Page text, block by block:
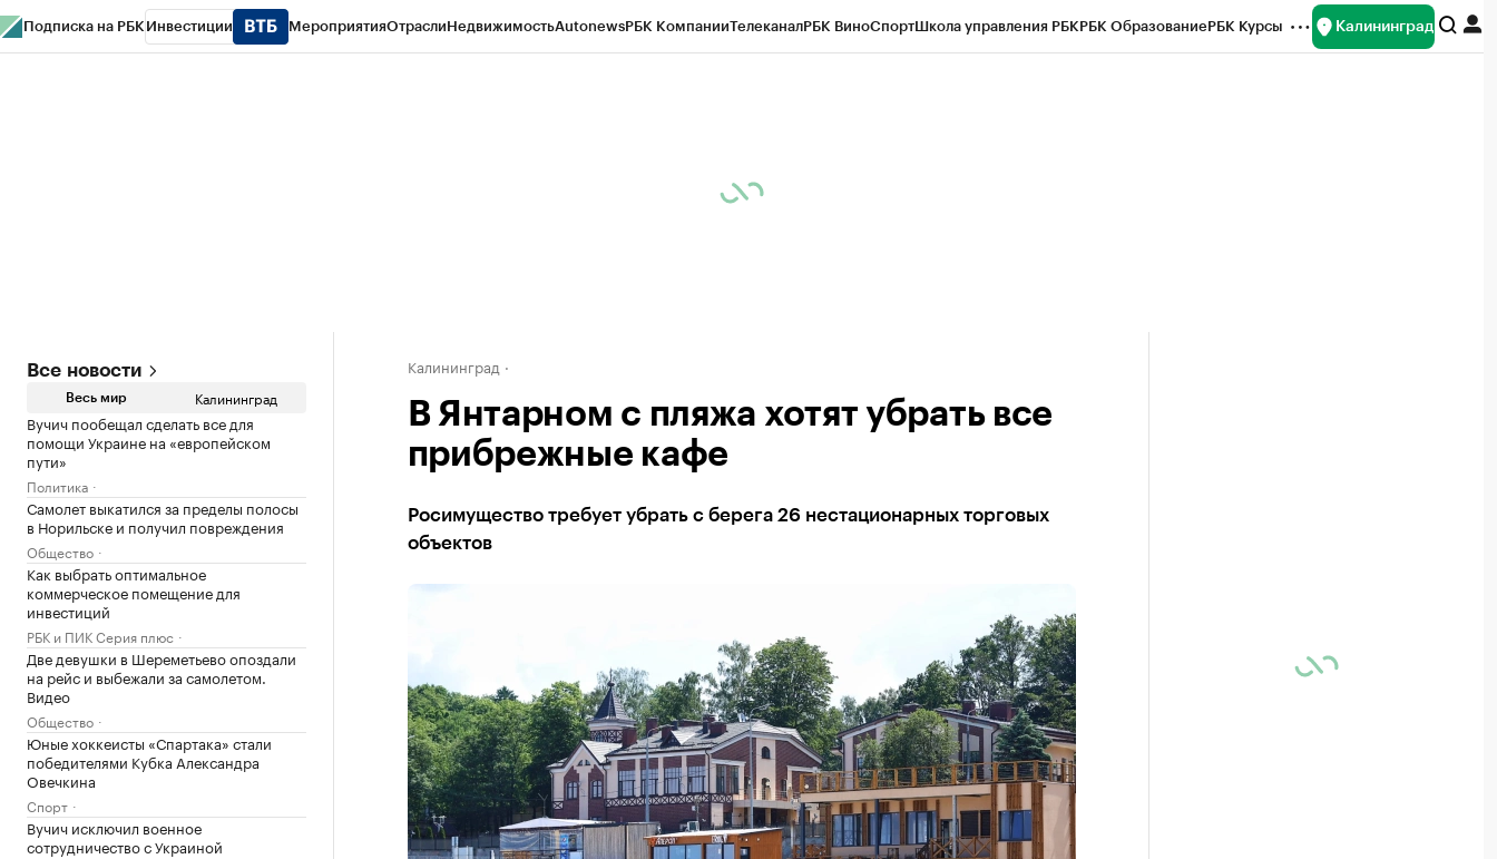
Подписка на РБК Инвестиции МероприятияОтраслиНедвижимостьAutonewsРБК КомпанииТелеканалРБК ВиноСпортШкола управления РБКРБК ОбразованиеРБК Курсы Калининград
Все новости
Весь мир Калининград
Вучич пообещал сделать все для
помощи Украине на «европейском
пути»
Политика
Самолет выкатился за пределы полосы
в Норильске и получил повреждения
Общество
Как выбрать оптимальное
коммерческое помещение для
инвестиций
РБК и ПИК Серия плюс
Две девушки в Шереметьево опоздали
на рейс и выбежали за самолетом.
Видео
Общество
Юные хоккеисты «Спартака» стали
победителями Кубка Александра
Овечкина
Спорт
Вучич исключил военное
сотрудничество с Украиной
Калининград
В Янтарном с пляжа хотят убрать все
прибрежные кафе
Росимущество требует убрать с берега 26 нестационарных торговых
объектов